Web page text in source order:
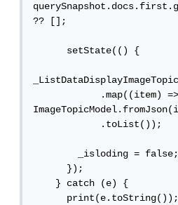
?? [];
      setState(() {
            .map((item) =>
            .toList());
      });
    } catch (e) {
      print(e.toString());